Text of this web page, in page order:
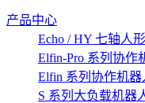
产品中心
Echo / HY 七轴人
Elfin-Pro 系列协作
Elfin 系列协作机器
S 系列大负载机器